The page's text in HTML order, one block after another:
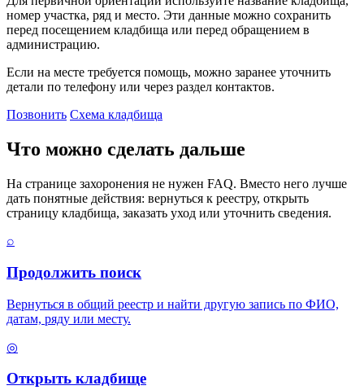
номер участка, ряд и место. Эти данные можно сохранить
перед посещением кладбища или перед обращением в
администрацию.
Если на месте требуется помощь, можно заранее уточнить
детали по телефону или через раздел контактов.
Позвонить Схема кладбища
Что можно сделать дальше
На странице захоронения не нужен FAQ. Вместо него лучше
дать понятные действия: вернуться к реестру, открыть
страницу кладбища, заказать уход или уточнить сведения.
⌕
Продолжить поиск
Вернуться в общий реестр и найти другую запись по ФИО,
датам, ряду или месту.
◎
Открыть кладбище